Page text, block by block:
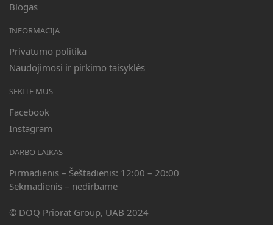
Blogas
INFORMACIJA
Privatumo politika
Naudojimosi ir pirkimo taisyklės
SEKITE MUS
Facebook
Instagram
DARBO LAIKAS
Pirmadienis – Šeštadienis: 12:00 – 20:00
Sekmadienis – nedirbame
© DOQ Priorat Group, UAB 2024